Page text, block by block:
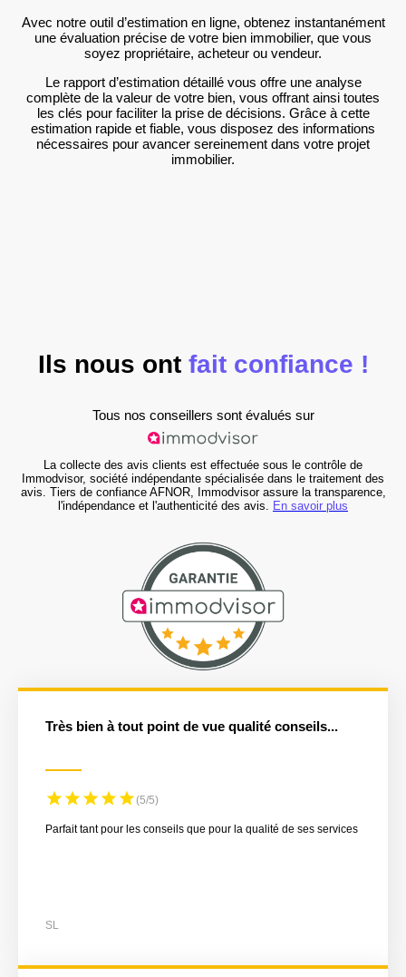
Avec notre outil d’estimation en ligne, obtenez instantanément
une évaluation précise de votre bien immobilier, que vous
soyez propriétaire, acheteur ou vendeur.
Le rapport d’estimation détaillé vous offre une analyse
complète de la valeur de votre bien, vous offrant ainsi toutes
les clés pour faciliter la prise de décisions. Grâce à cette
estimation rapide et fiable, vous disposez des informations
nécessaires pour avancer sereinement dans votre projet
immobilier.
Ils nous ont fait confiance !
Tous nos conseillers sont évalués sur
La collecte des avis clients est effectuée sous le contrôle de
Immodvisor, société indépendante spécialisée dans le traitement des
avis. Tiers de confiance AFNOR, Immodvisor assure la transparence,
l'indépendance et l'authenticité des avis. En savoir plus
Très bien à tout point de vue qualité conseils...
(5/5)
Parfait tant pour les conseils que pour la qualité de ses services
SL